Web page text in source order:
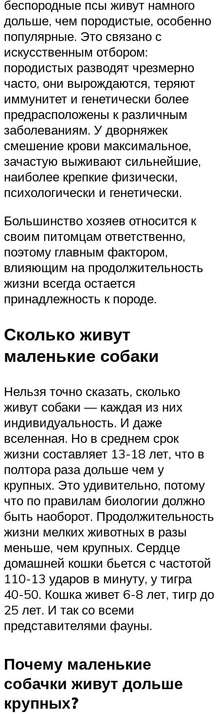
беспородные псы живут намного
дольше, чем породистые, особенно
популярные. Это связано с
искусственным отбором:
породистых разводят чрезмерно
часто, они вырождаются, теряют
иммунитет и генетически более
предрасположены к различным
заболеваниям. У дворняжек
смешение крови максимальное,
зачастую выживают сильнейшие,
наиболее крепкие физически,
психологически и генетически.
Большинство хозяев относится к
своим питомцам ответственно,
поэтому главным фактором,
влияющим на продолжительность
жизни всегда остается
принадлежность к породе.
Сколько живут
маленькие собаки
Нельзя точно сказать, сколько
живут собаки — каждая из них
индивидуальность. И даже
вселенная. Но в среднем срок
жизни составляет 13-18 лет, что в
полтора раза дольше чем у
крупных. Это удивительно, потому
что по правилам биологии должно
быть наоборот. Продолжительность
жизни мелких животных в разы
меньше, чем крупных. Сердце
домашней кошки бьется с частотой
110-13 ударов в минуту, у тигра
40-50. Кошка живет 6-8 лет, тигр до
25 лет. И так со всеми
представителями фауны.
Почему маленькие
собачки живут дольше
крупных?